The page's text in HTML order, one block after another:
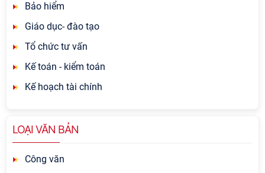
Bảo hiểm
Giáo dục- đào tạo
Tổ chức tư vấn
Kế toán - kiểm toán
Kế hoạch tài chính
LOẠI VĂN BẢN
Công văn